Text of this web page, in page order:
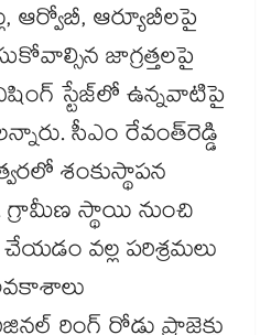
ఆర్వోబీ, ఆర్యూబీలపై
జాగ్రత్తలపై
స్టేజ్‌‌లో ఉన్నవాటిపై
సీఎం రేవంత్‌‌రెడ్డి
శంకుస్థాపన
గ్రామీణ స్థాయి నుంచి
వల్ల పరిశ్రమలు